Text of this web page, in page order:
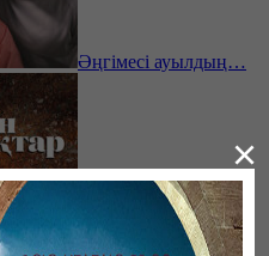
Әңгімесі ауылдың…
×